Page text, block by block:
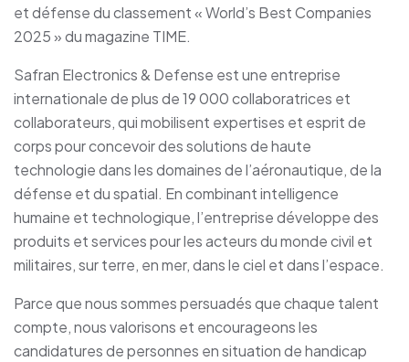
et défense du classement « World’s Best Companies
2025 » du magazine TIME.
Safran Electronics & Defense est une entreprise
internationale de plus de 19 000 collaboratrices et
collaborateurs, qui mobilisent expertises et esprit de
corps pour concevoir des solutions de haute
technologie dans les domaines de l’aéronautique, de la
défense et du spatial. En combinant intelligence
humaine et technologique, l’entreprise développe des
produits et services pour les acteurs du monde civil et
militaires, sur terre, en mer, dans le ciel et dans l’espace.
Parce que nous sommes persuadés que chaque talent
compte, nous valorisons et encourageons les
candidatures de personnes en situation de handicap